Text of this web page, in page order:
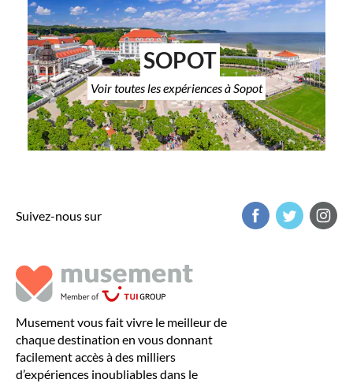
SOPOT
Voir toutes les expériences à Sopot
Suivez-nous sur
Musement vous fait vivre le meilleur de
chaque destination en vous donnant
facilement accès à des milliers
d’expériences inoubliables dans le